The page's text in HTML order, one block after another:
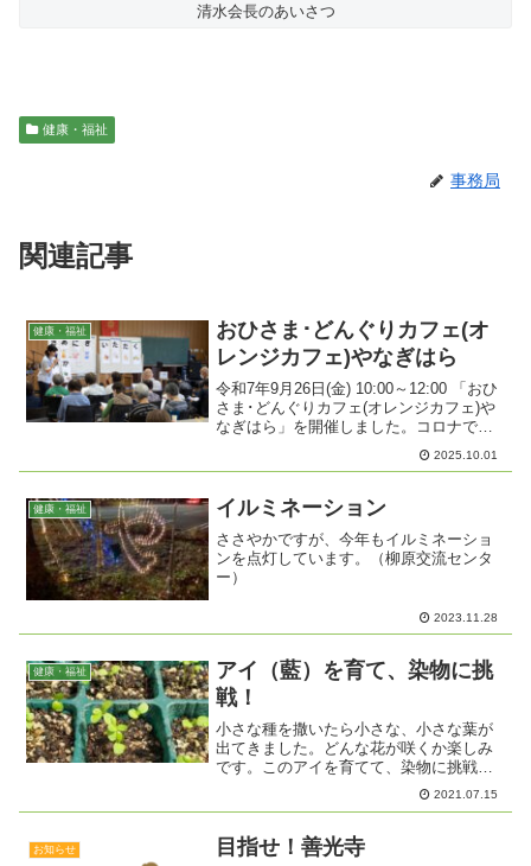
清水会長のあいさつ
健康・福祉
事務局
関連記事
健康・福祉
おひさま･どんぐりカフェ(オ
レンジカフェ)やなぎはら
令和7年9月26日(金) 10:00～12:00 「おひ
さま･どんぐりカフェ(オレンジカフェ)や
なぎはら」を開催しました。コロナでし
ばらく開催していなかったオレンジカフ
ェですが、今年度より、当地区の民生委
自...
2025.10.01
健康・福祉 イルミネーション
ささやかですが、今年もイルミネーショ
ンを点灯しています。（柳原交流センタ
ー）
2023.11.28
健康・福祉
アイ（藍）を育て、染物に挑
戦！
小さな種を撒いたら小さな、小さな葉が
出てきました。どんな花が咲くか楽しみ
です。このアイを育てて、染物に挑戦し
てみませんか？興味のある方連絡くださ
い！この藍の種は、徳島県城西高校から
います。
2021.07.15
お知らせ 目指せ！善光寺